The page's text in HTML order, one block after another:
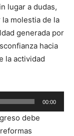
lugar a dudas,
molestia de la
generada por
hacia
la actividad
00:00
debe